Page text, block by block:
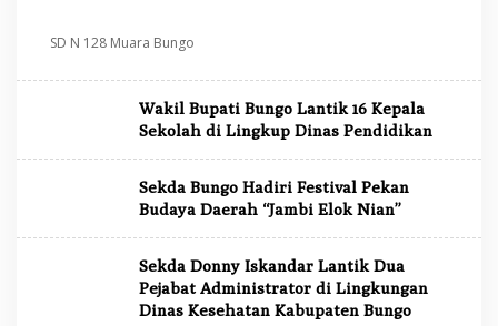
SD N 128 Muara Bungo
Wakil Bupati Bungo Lantik 16 Kepala
Sekolah di Lingkup Dinas Pendidikan
Sekda Bungo Hadiri Festival Pekan
Budaya Daerah “Jambi Elok Nian”
Sekda Donny Iskandar Lantik Dua
Pejabat Administrator di Lingkungan
Dinas Kesehatan Kabupaten Bungo